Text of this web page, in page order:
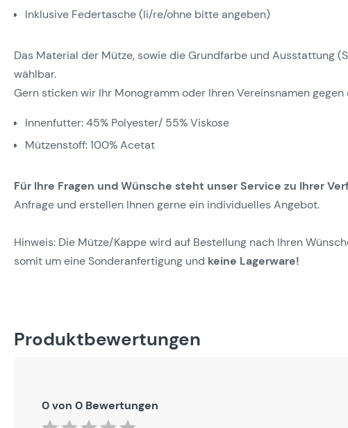
Inklusive Federtasche (li/re/ohne bitte angeben)
Das Material der Mütze, sowie die Grundfarbe und Ausstattung
wählbar.
Gern sticken wir Ihr Monogramm oder Ihren Vereinsnamen
Innenfutter: 45% Polyester/ 55% Viskose
Mützenstoff: 100% Acetat
Für Ihre Fragen und Wünsche steht unser Service zu Ihrer
Anfrage und erstellen Ihnen gerne ein individuelles Angebot.
Hinweis: Die Mütze/Kappe wird auf Bestellung nach Ihren
somit um eine Sonderanfertigung und keine Lagerware!
Produktbewertungen
0 von 0 Bewertungen